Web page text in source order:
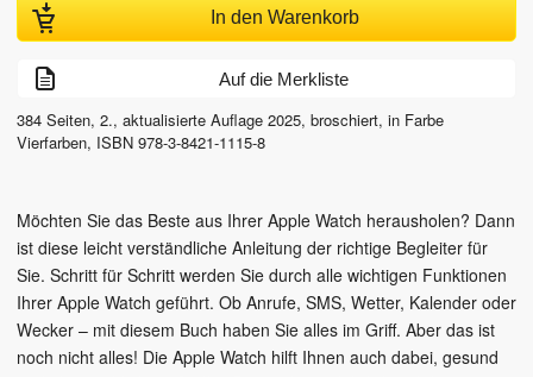
In den Warenkorb
Auf die Merkliste
384 Seiten, 2., aktualisierte Auflage 2025, broschiert, in Farbe
Vierfarben, ISBN 978-3-8421-1115-8
Möchten Sie das Beste aus Ihrer Apple Watch herausholen? Dann
ist diese leicht verständliche Anleitung der richtige Begleiter für
Sie. Schritt für Schritt werden Sie durch alle wichtigen Funktionen
Ihrer Apple Watch geführt. Ob Anrufe, SMS, Wetter, Kalender oder
Wecker – mit diesem Buch haben Sie alles im Griff. Aber das ist
noch nicht alles! Die Apple Watch hilft Ihnen auch dabei, gesund